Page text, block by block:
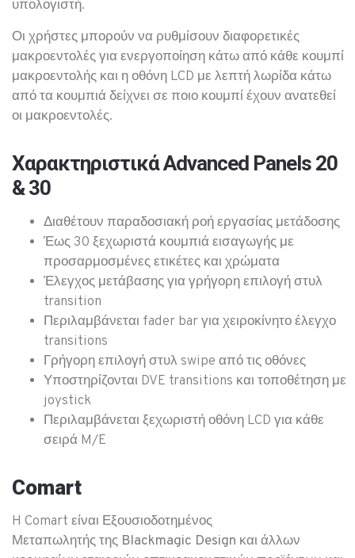
υπολογιστή.
Οι χρήστες μπορούν να ρυθμίσουν διαφορετικές
μακροεντολές για ενεργοποίηση κάτω από κάθε κουμπί
μακροεντολής και η οθόνη LCD με λεπτή λωρίδα κάτω
από τα κουμπιά δείχνει σε ποιο κουμπί έχουν ανατεθεί
οι μακροεντολές.
Χαρακτηριστικά Advanced Panels 20
& 30
Διαθέτουν παραδοσιακή ροή εργασίας μετάδοσης
Έως 30 ξεχωριστά κουμπιά εισαγωγής με
προσαρμοσμένες ετικέτες και χρώματα
Έλεγχος μετάβασης για γρήγορη επιλογή στυλ
transition
Περιλαμβάνεται fader bar για χειροκίνητο έλεγχο
transitions
Γρήγορη επιλογή στυλ swipe από τις οθόνες
Υποστηρίζονται DVE transitions και τοποθέτηση με
joystick
Περιλαμβάνεται ξεχωριστή οθόνη LCD για κάθε
σειρά M/E
Comart
H Comart είναι Εξουσιοδοτημένος
Μεταπωλητής της Blackmagic Design και άλλων